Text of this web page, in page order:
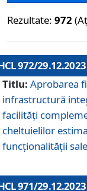
Rezultate: 972
972/29.12.2023
Titlu: Aprobarea
infrastructură
facilități
cheltuielilor
funcționalității
971/29.12.2023